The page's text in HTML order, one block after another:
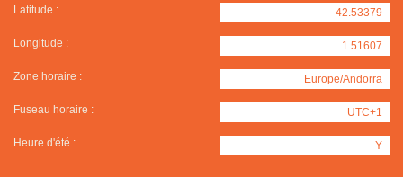
Latitude : 42.53379
Longitude : 1.51607
Zone horaire : Europe/Andorra
Fuseau horaire : UTC+1
Heure d'été : Y